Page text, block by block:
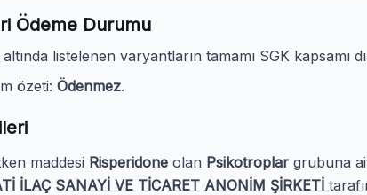
Ödeme Durumu
listelenen varyantların tamamı SGK kapsamı
özeti: Ödenmez.
maddesi Risperidone olan Psikotroplar grubuna
İLAÇ SANAYİ VE TİCARET ANONİM ŞİRKETİ